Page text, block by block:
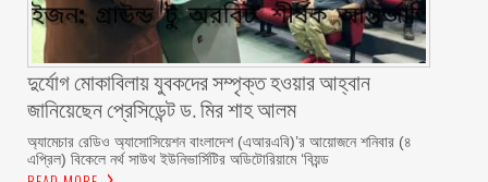
দুর্যোগ মোকাবিলায় যুবকদের সম্পৃক্ত হওয়ার আহ্বান
জানিয়েছেন প্রেসিডেন্ট ড. মির শাহ আলম ‎ ‎
অ্যামেচার রেডিও অ্যাসোসিয়েশন বাংলাদেশ (এআরএবি)’র আয়োজনে শনিবার (৪
এপ্রিল) বিকেলে নর্থ সাউথ ইউনিভার্সিটির অডিটোরিয়ামে ‘বিয়ন্ড